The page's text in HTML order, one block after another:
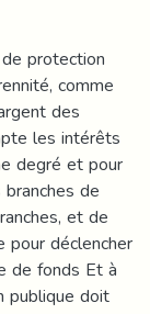
protection
comme
des
les intérêts
degré et pour
de
et de
déclencher
de fonds Et à
publique doit